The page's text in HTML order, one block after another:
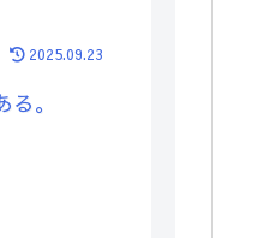
2025.09.23
。